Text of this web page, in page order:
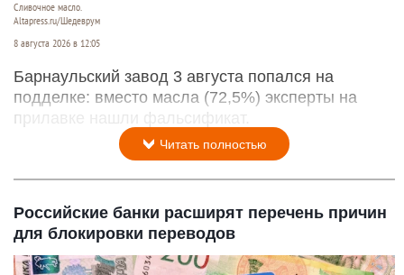
Сливочное масло.
Altapress.ru/Шедеврум
8 августа 2026 в 12:05
Барнаульский завод 3 августа попался на
подделке: вместо масла (72,5%) эксперты на
прилавке нашли фальсификат.
Читать полностью
Российские банки расширят перечень причин
для блокировки переводов